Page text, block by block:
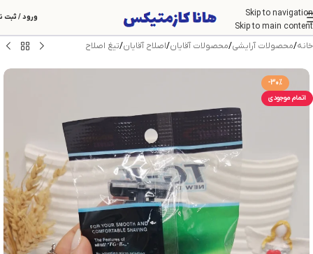
Skip to navigation
Skip to main content
ورود / ثبت
خانه/محصولات آرایشی/محصولات آقایان/اصلاح آقایان/تیغ اصلاح
-30%
اتمام موجودی